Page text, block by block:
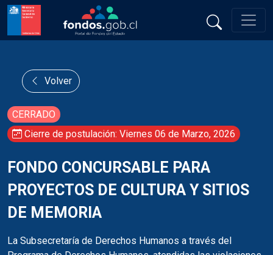
Volver
CERRADO
Cierre de postulación: Viernes 06 de Marzo, 2026
FONDO CONCURSABLE PARA
PROYECTOS DE CULTURA Y SITIOS
DE MEMORIA
La Subsecretaría de Derechos Humanos a través del